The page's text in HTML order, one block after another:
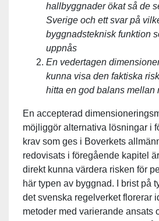
hallbyggnader ökat så de
Sverige och ett svar på
byggnadsteknisk funktion
uppnås
En vedertagen
kunna visa den faktiska
hitta en god balans mellan
En accepterad
möjliggör alternativa lösningar i
krav som ges i Boverkets
redovisats i föregående kapitel
direkt kunna värdera risken för
här typen av byggnad. I brist på
det svenska regelverket florerar
metoder med varierande ansats